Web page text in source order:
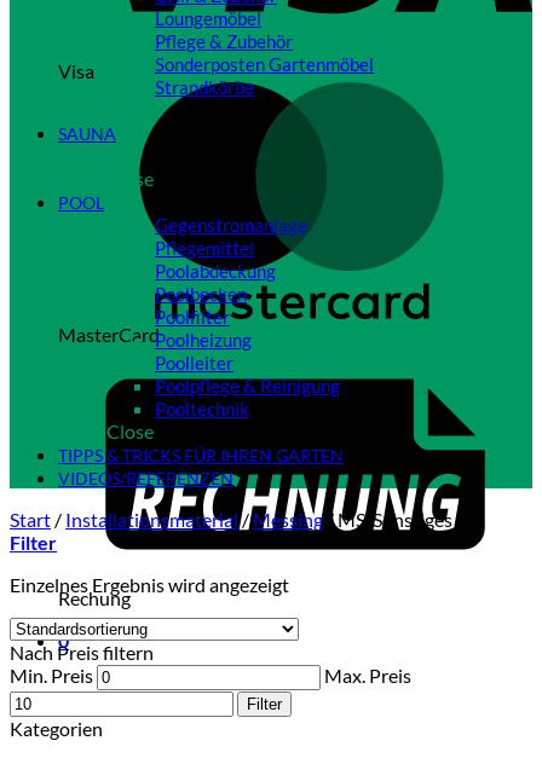
Visa
MasterCard
Rechung
0
Loungemöbel
Pflege & Zubehör
Sonderposten Gartenmöbel
Strandkörbe
SAUNA
Close
POOL
Gegenstromanlage
Pflegemittel
Poolabdeckung
Poolbecken
Poolfilter
Poolheizung
Poolleiter
Poolpflege & Reinigung
Pooltechnik
Close
TIPPS & TRICKS FÜR IHREN GARTEN
VIDEOS/REFERENZEN
Start / Installationsmaterial / Messing /MS-Sonstiges
Filter
Einzelnes Ergebnis wird angezeigt
Nach Preis filtern
Min. Preis
Max. Preis
Filter
Kategorien